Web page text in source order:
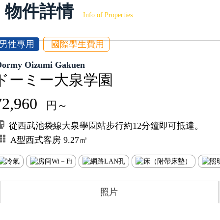
物件詳情 Info of Properties
性專用 國際學生費用
Oizumi Gakuen
ーミー大泉学園
円～
從西武池袋線大泉學園站步行約12分鐘即可抵達。
A型西式客房 9.27㎡
照片